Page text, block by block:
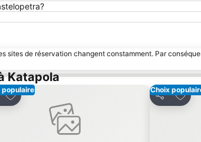
sites de réservation changent constamment. Par
Katapola
populaire
Ajouter à mes favoris Choix
Partager